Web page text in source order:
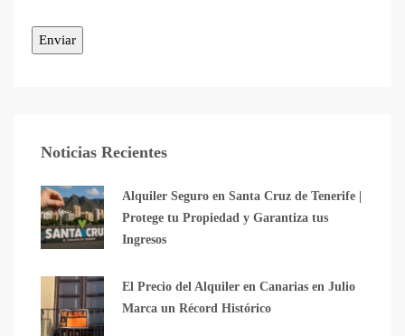
Noticias Recientes
Alquiler Seguro en Santa Cruz de Tenerife |
Protege tu Propiedad y Garantiza tus
Ingresos
El Precio del Alquiler en Canarias en Julio
Marca un Récord Histórico